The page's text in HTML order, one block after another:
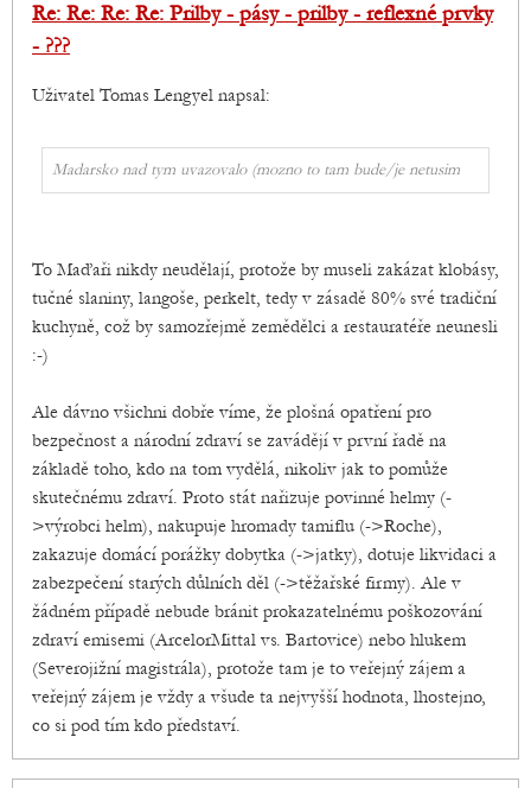
Re: Re: Re: Re: Prilby - pásy - prilby - reflexné prvky
- ???
Uživatel Tomas Lengyel napsal:
Madarsko nad tym uvazovalo (mozno to tam bude/je netusim
To Maďaři nikdy neudělají, protože by museli zakázat klobásy,
tučné slaniny, langoše, perkelt, tedy v zásadě 80% své tradiční
kuchyně, což by samozřejmě zemědělci a restauratéře neunesli
:-)
Ale dávno všichni dobře víme, že plošná opatření pro
bezpečnost a národní zdraví se zavádějí v první řadě na
základě toho, kdo na tom vydělá, nikoliv jak to pomůže
skutečnému zdraví. Proto stát nařizuje povinné helmy (-
>výrobci helm), nakupuje hromady tamiflu (->Roche),
zakazuje domácí porážky dobytka (->jatky), dotuje likvidaci a
zabezpečení starých důlních děl (->těžařské firmy). Ale v
žádném případě nebude bránit prokazatelnému poškozování
zdraví emisemi (ArcelorMittal vs. Bartovice) nebo hlukem
(Severojižní magistrála), protože tam je to veřejný zájem a
veřejný zájem je vždy a všude ta nejvyšší hodnota, lhostejno,
co si pod tím kdo představí.